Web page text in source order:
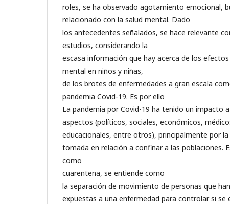
roles, se ha observado agotamiento emocional,
relacionado con la salud mental. Dado
los antecedentes señalados, se hace relevante
estudios, considerando la
escasa información que hay acerca de los
mental en niños y niñas,
de los brotes de enfermedades a gran escala
pandemia Covid-19. Es por ello
La pandemia por Covid-19 ha tenido un impacto
aspectos (políticos, sociales, económicos,
educacionales, entre otros), principalmente por
tomada en relación a confinar a las poblaciones.
como
cuarentena, se entiende como
la separación de movimiento de personas que
expuestas a una enfermedad para controlar si se